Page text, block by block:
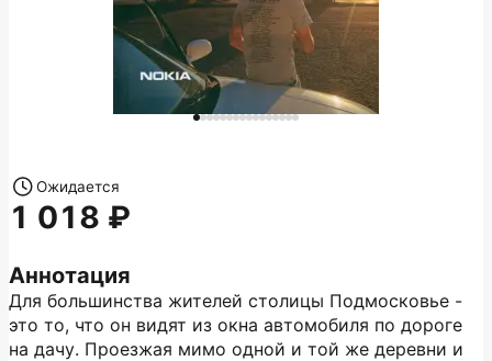
Аннотация
Для большинства жителей столицы Подмосковье -
это то, что он видят из окна автомобиля по дороге
на дачу. Проезжая мимо одной и той же деревни и
Ожидается
1 018